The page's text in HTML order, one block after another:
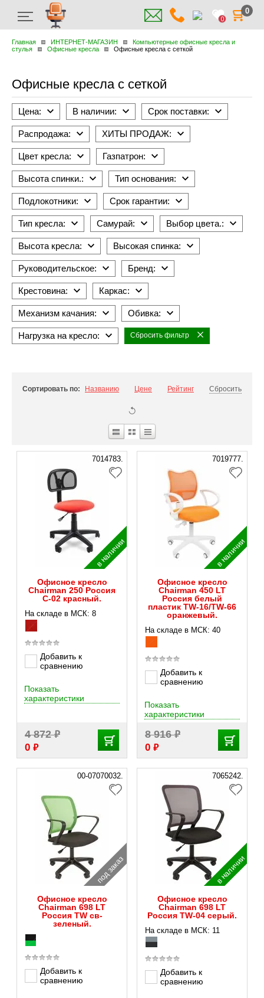
0
0
Главная ИНТЕРНЕТ-МАГАЗИН
Компьютерные офисные кресла и
стулья
Офисные кресла Офисные кресла с сеткой
Офисные кресла с сеткой
Цена: В наличии: Срок поставки:
Распродажа: ХИТЫ ПРОДАЖ:
Цвет кресла: Газпатрон:
Высота спинки.: Тип основания:
Подлокотники: Срок гарантии:
Тип кресла: Самурай: Выбор цвета.:
Высота кресла: Высокая спинка:
Руководительское: Бренд:
Крестовина: Каркас:
Механизм качания: Обивка:
Нагрузка на кресло: Сбросить фильтр
Сортировать по: Названию Цене Рейтинг Сбросить
7014783.
в наличии
Офисное кресло
Chairman 250 Россия
C-02 красный.
На складе в МСК: 8
Добавить к
сравнению
4 872₽
0 ₽
Показать
характеристики
7019777.
в наличии
Офисное кресло
Chairman 450 LT
Россия белый
пластик TW-16/TW-66
оранжевый.
На складе в МСК: 40
Добавить к
сравнению
8 916₽
0 ₽
Показать
характеристики
00-07070032.
под заказ
Офисное кресло
Chairman 698 LT
Россия TW св-
зеленый.
Добавить к
сравнению
7065242.
в наличии
Офисное кресло
Chairman 698 LT
Россия TW-04 серый.
На складе в МСК: 11
Добавить к
сравнению